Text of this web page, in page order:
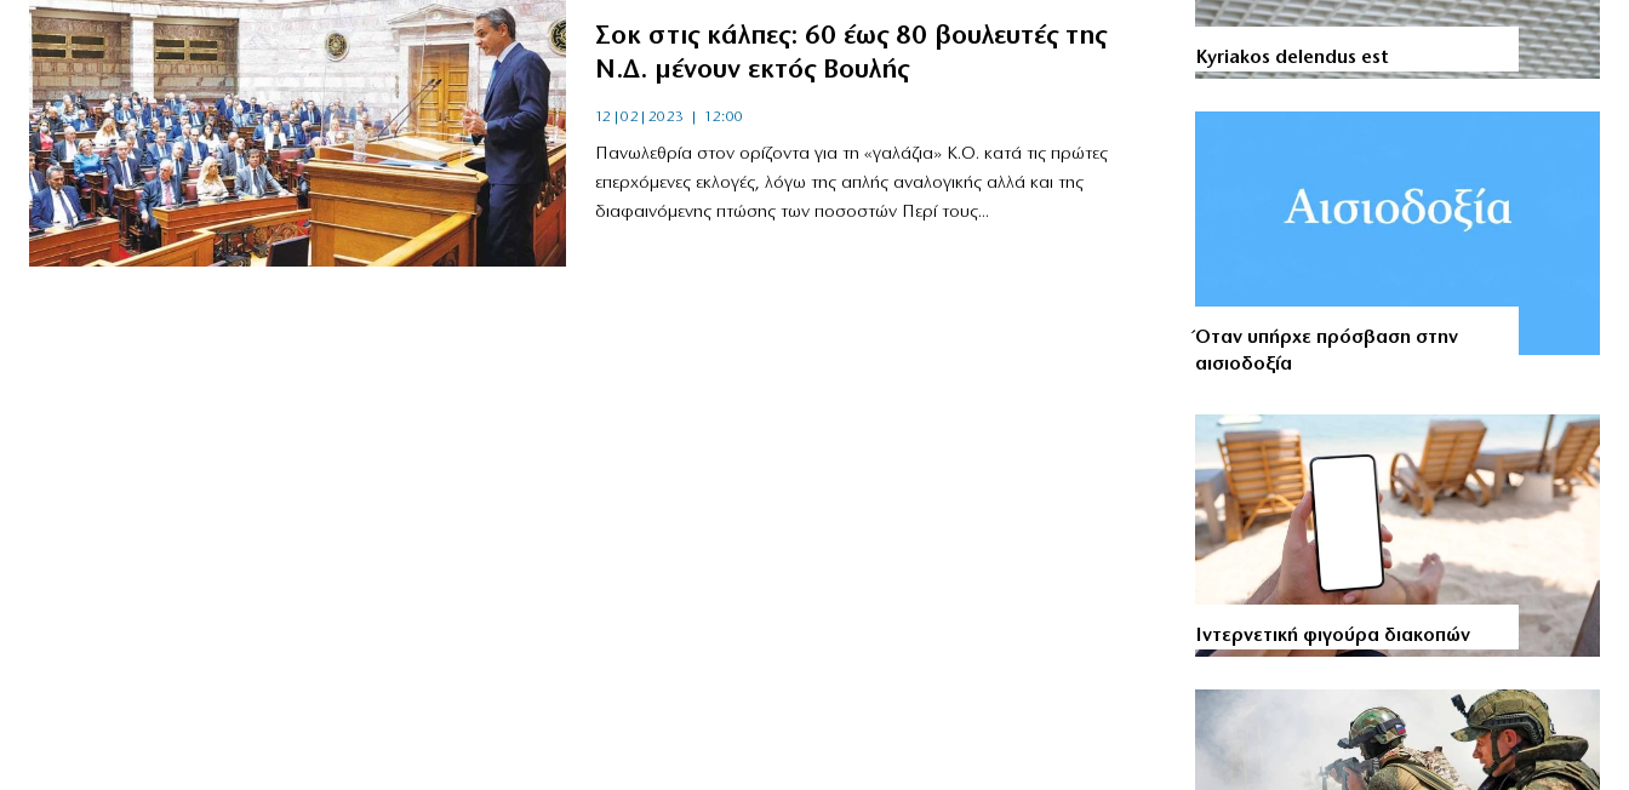
Σοκ στις κάλπες: 60 έως 80 βουλευτές της
Ν.Δ. μένουν εκτός Βουλής
12|02|2023 | 12:00
Πανωλεθρία στον ορίζοντα για τη «γαλάζια» Κ.Ο. κατά τις πρώτες
επερχόμενες εκλογές, λόγω της απλής αναλογικής αλλά και της
διαφαινόμενης πτώσης των ποσοστών Περί τους...
Kyriakos delendus est
Όταν υπήρχε πρόσβαση στην
αισιοδοξία
Ιντερνετική φιγούρα διακοπών